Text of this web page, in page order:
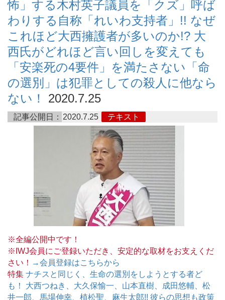
怖」する木村英子議員を「クズ」呼ば
わりする自称「れいわ支持者」!! なぜ
これほど大西擁護者が多いのか!? 大
西氏がどれほど言い回しを変えても
「安楽死の4要件」を満たさない「命
の選別」は犯罪としての殺人に他なら
ない！
2020.7.25
記事公開日： 2020.7.25 テキスト
※全編公開中です！
※IWJ会員にご登録いただき、安定的な取材をお支えくだ
さい！ →会員登録はこちらから
特集 ナチスと同じく、生命の選別をしようとする者ど
も！ 大西つねき、大久保愉一、山本直樹、成田悠輔、松
井一郎、馬場伸幸、植松聖、麻生太郎!! 彼らの思想も政策